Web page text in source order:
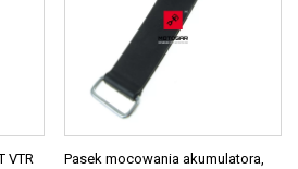
VTR
Pasek mocowania akumulatora,